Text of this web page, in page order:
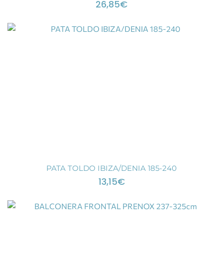
26,85€
PATA TOLDO IBIZA/DENIA 185-240
13,15€